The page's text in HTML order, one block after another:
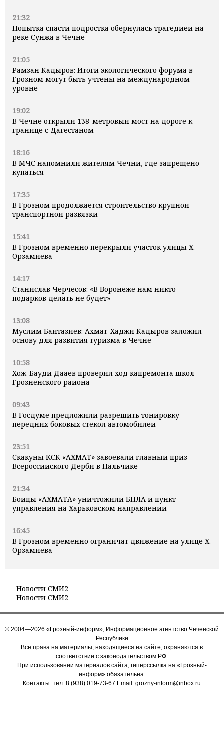
21:32
Попытка спасти подростка обернулась трагедией на
реке Сунжа в Чечне
21:05
Рамзан Кадыров: Итоги экологического форума в
Грозном могут быть учтены на международном
уровне
19:02
В Чечне открыли 138-метровый мост на дороге к
границе с Дагестаном
18:16
В МЧС напомнили жителям Чечни, где запрещено
купаться
17:35
В Грозном продолжается строительство крупной
транспортной развязки
15:41
В Грозном временно перекрыли участок улицы Х.
Орзамиева
14:17
Станислав Черчесов: «В Воронеже нам никто
подарков делать не будет»
13:08
Муслим Байтазиев: Ахмат-Хаджи Кадыров заложил
основу для развития туризма в Чечне
10:58
Хож-Бауди Дааев проверил ход капремонта школ
Грозненского района
09:43
В Госдуме предложили разрешить тонировку
передних боковых стекол автомобилей
23:51
Скакуны КСК «АХМАТ» завоевали главный приз
Всероссийского Дерби в Нальчике
21:34
Бойцы «АХМАТА» уничтожили БПЛА и пункт
управления на Харьковском направлении
16:45
В Грозном временно ограничат движение на улице Х.
Орзамиева
Новости СМИ2
Новости СМИ2
© 2004—2026 «Грозный-информ», Информационное агентство Чеченской
Республики
Все права на материалы, находящиеся на сайте, охраняются в
соответствии с законодательством РФ.
При использовании материалов сайта, гиперссылка на «Грозный-
информ» обязательна.
Контакты: тел: 8 (938) 019-73-67 Email: grozny-inform@inbox.ru